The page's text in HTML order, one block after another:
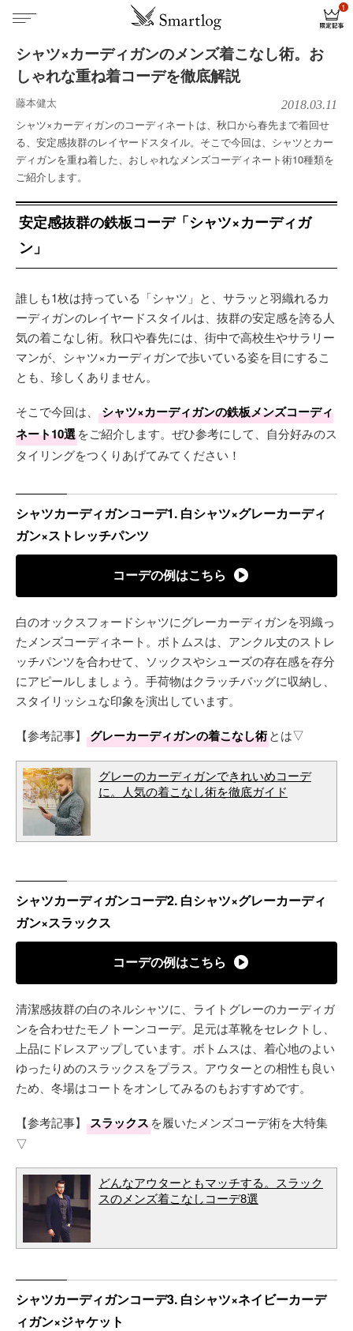
シャツ×カーディガンのメンズ着こなし術。お
しゃれな重ね着コーデを徹底解説
藤本健太 2018.03.11
シャツ×カーディガンのコーディネートは、秋口から春先まで着回せ
る、安定感抜群のレイヤードスタイル。そこで今回は、シャツとカー
ディガンを重ね着した、おしゃれなメンズコーディネート術10種類を
ご紹介します。
安定感抜群の鉄板コーデ「シャツ×カーディガ
ン」
誰しも1枚は持っている「シャツ」と、サラッと羽織れるカ
ーディガンのレイヤードスタイルは、抜群の安定感を誇る人
気の着こなし術。秋口や春先には、街中で高校生やサラリー
マンが、シャツ×カーディガンで歩いている姿を目にするこ
とも、珍しくありません。
そこで今回は、
シャツ×カーディガンの鉄板メンズコーディ
ネート10選をご紹介します。ぜひ参考にして、自分好みのス
タイリングをつくりあげてみてください！
シャツカーディガンコーデ1. 白シャツ×グレーカーディ
ガン×ストレッチパンツ
コーデの例はこちら
白のオックスフォードシャツにグレーカーディガンを羽織っ
たメンズコーディネート。ボトムスは、アンクル丈のストレ
ッチパンツを合わせて、ソックスやシューズの存在感を存分
にアピールしましょう。手荷物はクラッチバッグに収納し、
スタイリッシュな印象を演出しています。
【参考記事】 グレーカーディガンの着こなし術とは▽
グレーのカーディガンできれいめコーデ
に。人気の着こなし術を徹底ガイド
シャツカーディガンコーデ2. 白シャツ×グレーカーディ
ガン×スラックス
コーデの例はこちら
清潔感抜群の白のネルシャツに、ライトグレーのカーディガ
ンを合わせたモノトーンコーデ。足元は革靴をセレクトし、
上品にドレスアップしています。ボトムスは、着心地のよい
ゆったりめのスラックスをプラス。アウターとの相性も良い
ため、冬場はコートをオンしてみるのもおすすめです。
【参考記事】 スラックスを履いたメンズコーデ術を大特集
▽
どんなアウターともマッチする。スラック
スのメンズ着こなしコーデ8選
シャツカーディガンコーデ3. 白シャツ×ネイビーカーデ
ィガン×ジャケット